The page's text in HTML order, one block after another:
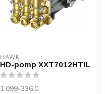
HAWK
HD-pomp XXT7012HTIL
1.099-336.0